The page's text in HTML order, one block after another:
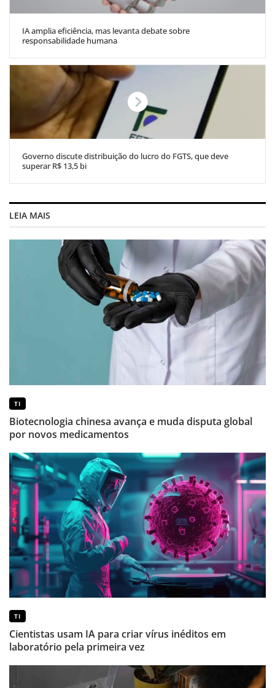
IA amplia eficiência, mas levanta debate sobre
responsabilidade humana
Governo discute distribuição do lucro do FGTS, que deve
superar R$ 13,5 bi
LEIA MAIS
TI
Biotecnologia chinesa avança e muda disputa global
por novos medicamentos
TI
Cientistas usam IA para criar vírus inéditos em
laboratório pela primeira vez